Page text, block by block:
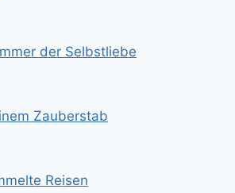
der Selbstliebe
Zauberstab
Reisen